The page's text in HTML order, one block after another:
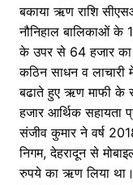
बकाया ऋण राशि
नौनिहाल बालिकाओं के
के उपर से 64 हजार का
कठिन साधन व लाचारी
बढाते हुए ऋण माफी के
हजार आर्थिक सहायता
संजीव कुमार ने वर्ष
निगम, देहरादून से
रुपये का ऋण लिया